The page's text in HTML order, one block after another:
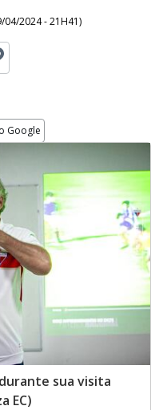
04/2024 - 21H41)
Google
sua visita
EC)